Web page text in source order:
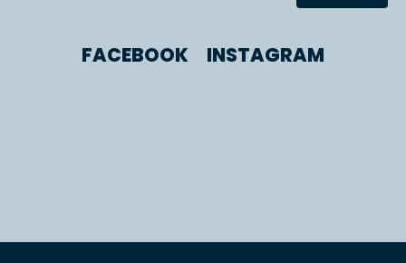
FACEBOOK INSTAGRAM